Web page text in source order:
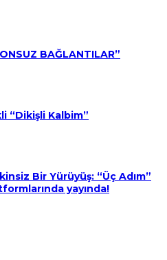
BAĞLANTILAR”
“Dikişli Kalbim”
Bir Yürüyüş: “Üç Adım”
yayında!